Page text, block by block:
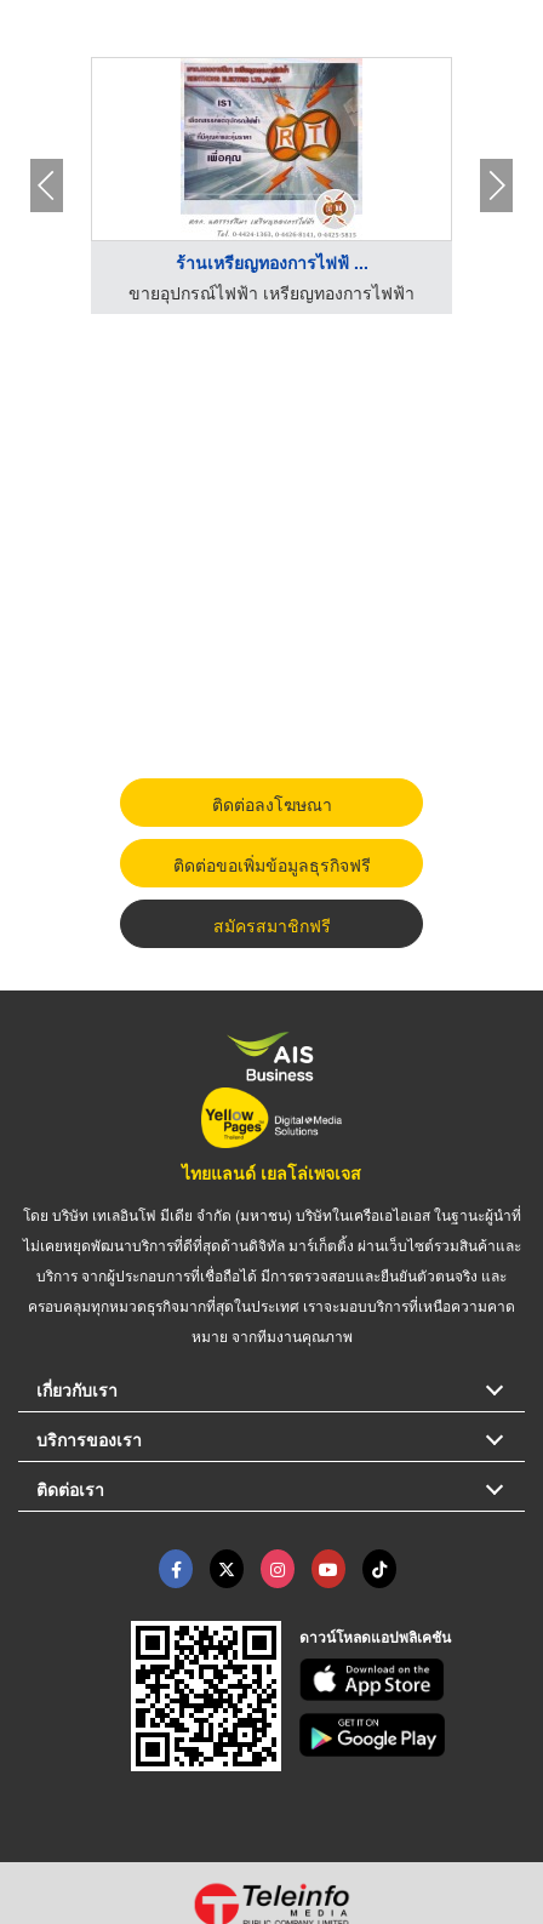
ร้านเหรียญทองการไฟฟ้ ...
ขายอุปกรณ์ไฟฟ้า เหรียญทองการไฟฟ้า
ติดต่อลงโฆษณา
ติดต่อขอเพิ่มข้อมูลธุรกิจฟรี
สมัครสมาชิกฟรี
ไทยแลนด์ เยลโล่เพจเจส
โดย บริษัท เทเลอินโฟ มีเดีย จำกัด (มหาชน) บริษัทในเครือเอไอเอส ในฐานะผู้นำที่
ไม่เคยหยุดพัฒนาบริการที่ดีที่สุดด้านดิจิทัล มาร์เก็ตติ้ง ผ่านเว็บไซต์รวมสินค้าและ
บริการ จากผู้ประกอบการที่เชื่อถือได้ มีการตรวจสอบและยืนยันตัวตนจริง และ
ครอบคลุมทุกหมวดธุรกิจมากที่สุดในประเทศ เราจะมอบบริการที่เหนือความคาด
หมาย จากทีมงานคุณภาพ
เกี่ยวกับเรา
บริการของเรา
ติดต่อเรา
ดาวน์โหลดแอปพลิเคชัน